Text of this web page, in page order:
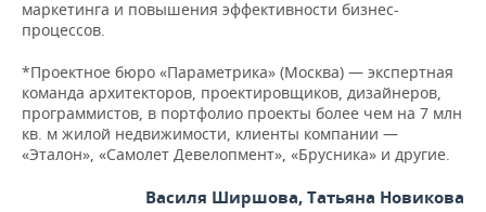
маркетинга и повышения эффективности бизнес-
процессов.
*Проектное бюро «Параметрика» (Москва) — экспертная
команда архитекторов, проектировщиков, дизайнеров,
программистов, в портфолио проекты более чем на 7 млн
кв. м жилой недвижимости, клиенты компании —
«Эталон», «Самолет Девелопмент», «Брусника» и другие.
Василя Ширшова, Татьяна Новикова